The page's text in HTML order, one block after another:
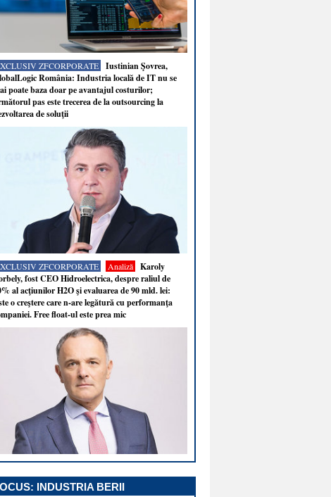
ZFCORPORATE
Iustinian Şovrea,
România: Industria locală de IT nu se
poate baza doar pe avantajul costurilor;
pas este trecerea de la outsourcing la
de soluţii
ZFCORPORATE Analiză
Karoly
fost CEO Hidroelectrica, despre raliul de
al acţiunilor H2O şi evaluarea de 90 mld. lei:
o creştere care n-are legătură cu performanţa
Free float-ul este prea mic
INDUSTRIA BERII